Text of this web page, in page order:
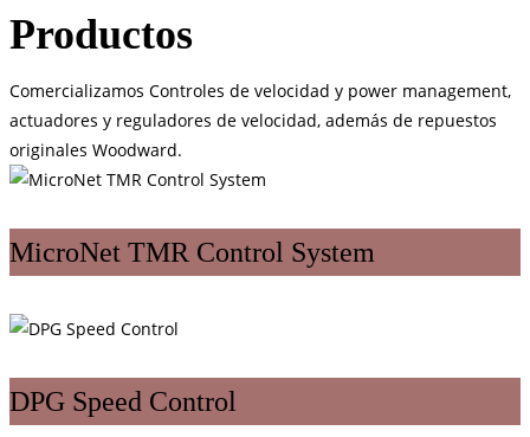
Productos
Comercializamos Controles de velocidad y power management,
actuadores y reguladores de velocidad, además de repuestos
originales Woodward.
MicroNet TMR Control System
DPG Speed Control